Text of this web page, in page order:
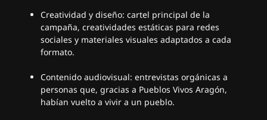
Creatividad y diseño: cartel principal de la
campaña, creatividades estáticas para redes
sociales y materiales visuales adaptados a cada
formato.
Contenido audiovisual: entrevistas orgánicas a
personas que, gracias a Pueblos Vivos Aragón,
habían vuelto a vivir a un pueblo.